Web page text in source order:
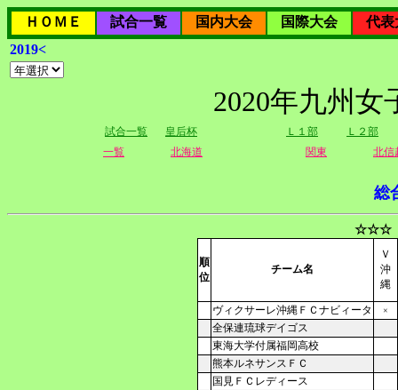
ＨＯＭＥ 試合一覧 国内大会 国際大会
代表
2019<
2020年九州
試合一覧 皇后杯 Ｌ１部
Ｌ２部
一覧
北海道 関東 北信
総
☆☆☆
順
位
チーム名
Ｖ
沖
縄
ヴィクサーレ沖縄ＦＣナビィータ ×
全保連琉球デイゴス
東海大学付属福岡高校
熊本ルネサンスＦＣ
国見ＦＣレディース